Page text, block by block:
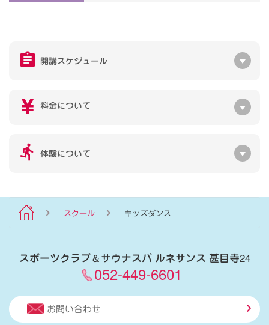
開講スケジュール
料金について
体験について
スクール キッズダンス
スポーツクラブ＆サウナスパ ルネサンス 甚目寺24
052-449-6601
お問い合わせ